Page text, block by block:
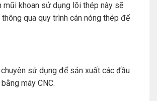
mũi khoan sử dụng lõi thép này sẽ
qua quy trình cán nóng thép để
sử dụng để sản xuất các đầu
máy CNC.